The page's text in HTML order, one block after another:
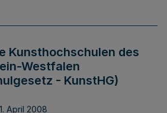
Kunsthochschulen des
Westfalen
- KunstHG)
April 2008